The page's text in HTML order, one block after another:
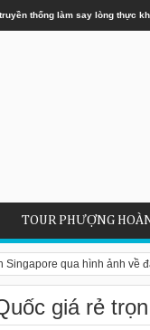
thống làm say lòng thực
TOUR PHƯỢNG
Singapore qua hình ảnh về
giá rẻ